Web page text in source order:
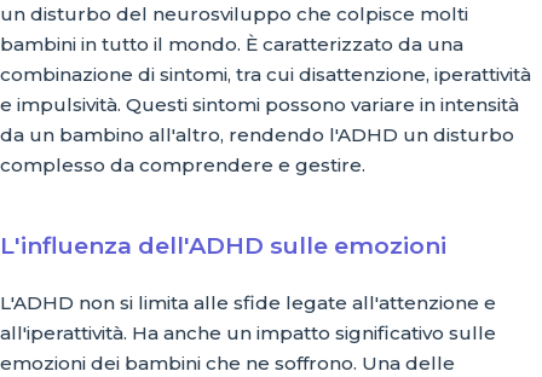
un disturbo del neurosviluppo che colpisce molti
bambini in tutto il mondo. È caratterizzato da una
combinazione di sintomi, tra cui disattenzione, iperattività
e impulsività. Questi sintomi possono variare in intensità
da un bambino all'altro, rendendo l'ADHD un disturbo
complesso da comprendere e gestire.
L'influenza dell'ADHD sulle emozioni
L'ADHD non si limita alle sfide legate all'attenzione e
all'iperattività. Ha anche un impatto significativo sulle
emozioni dei bambini che ne soffrono. Una delle